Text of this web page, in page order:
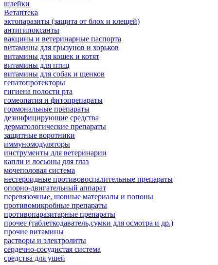
шлейки
Ветаптека
эктопаразиты (защита от блох и клещей)
антигипоксанты
вакцины и ветеринарные паспорта
витамины для грызунов и хорьков
витамины для кошек и котят
витамины для птиц
витамины для собак и щенков
гепатопротекторы
гигиена полости рта
гомеопатия и фитопрепараты
гормональные препараты
дезинфицирующие средства
дерматологические препараты
защитные воротники
иммуномодуляторы
инструменты для ветеринарии
капли и лосьоны для глаз
мочеполовая система
нестероидные противовоспалительные препараты
опорно-двигательный аппарат
перевязочные, шовные материалы и попоны
противомикробные препараты
противопаразитарные препараты
прочее (таблеткодаватель,сумки для осмотра и др.)
прочие витамины
растворы и электролиты
сердечно-сосудистая система
средства для ушей